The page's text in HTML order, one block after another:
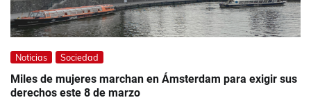
Noticias Sociedad
Miles de mujeres marchan en Ámsterdam para exigir sus
derechos este 8 de marzo